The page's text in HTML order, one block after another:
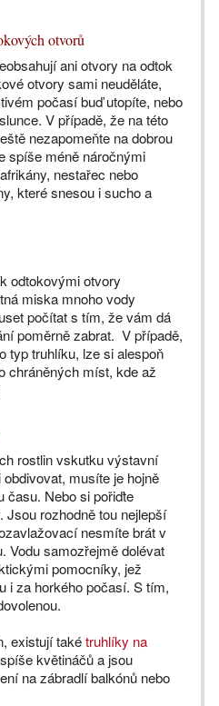
otvorů
ani otvory na odtok
otvory sami neuděláte,
počasí buď utopíte, nebo
V případě, že na této
nezapomeňte na dobrou
spíše méně náročnými
nestařec nebo
které snesou i sucho a
odtokovými otvory
miska mnoho vody
počítat s tím, že vám dá
poměrně zabrat. V případě,
typ truhlíku, lze si alespoň
chráněných míst, kde až
rostlin vskutku výstavní
musíte je hojně
času. Nebo si pořiďte
rozhodně tou nejlepší
nesmíte brát v
Vodu samozřejmě dolévat
pomocníky, jež
i za horkého počasí. S tím,
existují takétruhlíky na
květináčů a jsou
na zábradlí balkónů nebo